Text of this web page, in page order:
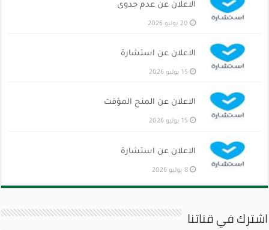
الاعلان عن عدم جدوى
20 يوليو 2026
الاعلان عن استشارة
15 يوليو 2026
الاعلان عن المنح المؤقت
15 يوليو 2026
الاعلان عن استشارة
8 يوليو 2026
اشترك في قناتنا